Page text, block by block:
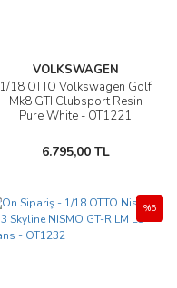
VOLKSWAGEN
1/18 OTTO Volkswagen Golf
Mk8 GTI Clubsport Resin
Pure White - OT1221
6.795,00 TL
%5